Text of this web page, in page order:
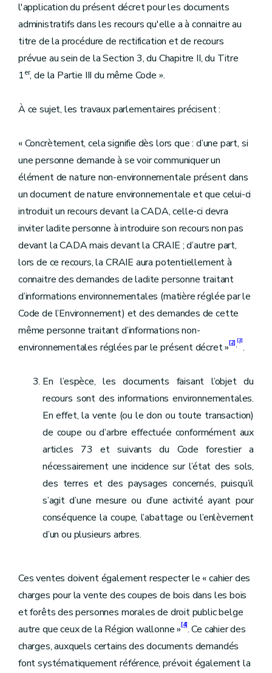
l'application du présent décret pour les documents
administratifs dans les recours qu'elle a à connaitre au
titre de la procédure de rectification et de recours
prévue au sein de la Section 3, du Chapitre II, du Titre
1er, de la Partie III du même Code ».
À ce sujet, les travaux parlementaires précisent :
« Concrètement, cela signifie dès lors que : d’une part, si
une personne demande à se voir communiquer un
élément de nature non-environnementale présent dans
un document de nature environnementale et que celui-ci
introduit un recours devant la CADA, celle-ci devra
inviter ladite personne à introduire son recours non pas
devant la CADA mais devant la CRAIE ; d’autre part,
lors de ce recours, la CRAIE aura potentiellement à
connaitre des demandes de ladite personne traitant
d’informations environnementales (matière réglée par le
Code de l’Environnement) et des demandes de cette
même personne traitant d’informations non-
environnementales réglées par le présent décret »[2], [3]
.
En l’espèce, les documents faisant l’objet du
recours sont des informations environnementales.
En effet, la vente (ou le don ou toute transaction)
de coupe ou d’arbre effectuée conformément aux
articles 73 et suivants du Code forestier a
nécessairement une incidence sur l’état des sols,
des terres et des paysages concernés, puisqu’il
s’agit d’une mesure ou d’une activité ayant pour
conséquence la coupe, l’abattage ou l’enlèvement
d’un ou plusieurs arbres.
Ces ventes doivent également respecter le « cahier des
charges pour la vente des coupes de bois dans les bois
et forêts des personnes morales de droit public belge
autre que ceux de la Région wallonne »[4]. Ce cahier des
charges, auxquels certains des documents demandés
font systématiquement référence, prévoit également la